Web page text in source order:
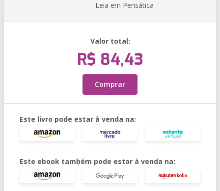
Leia em Pensática
Valor total:
R$ 84,43
Comprar
Este livro pode estar à venda na:
Este ebook também pode estar à venda na: